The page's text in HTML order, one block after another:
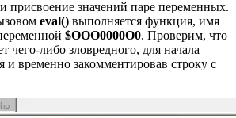
присвоение значений паре переменных.
eval() выполняется функция, имя
$OOO0000O0. Проверим, что
чего-либо зловредного, для начала
и временно закомментировав строку с